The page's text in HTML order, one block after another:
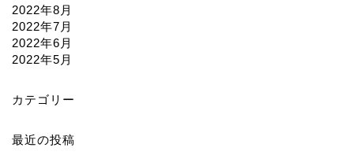
2022年8月
2022年7月
2022年6月
2022年5月
カテゴリー
最近の投稿